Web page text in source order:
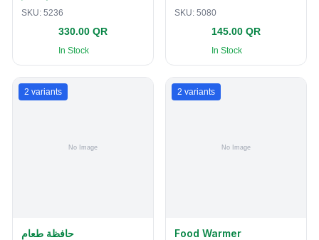
SKU: 5236
330.00 QR
In Stock
SKU: 5080
145.00 QR
In Stock
2 variants
حافظة طعام
2 variants
Food Warmer